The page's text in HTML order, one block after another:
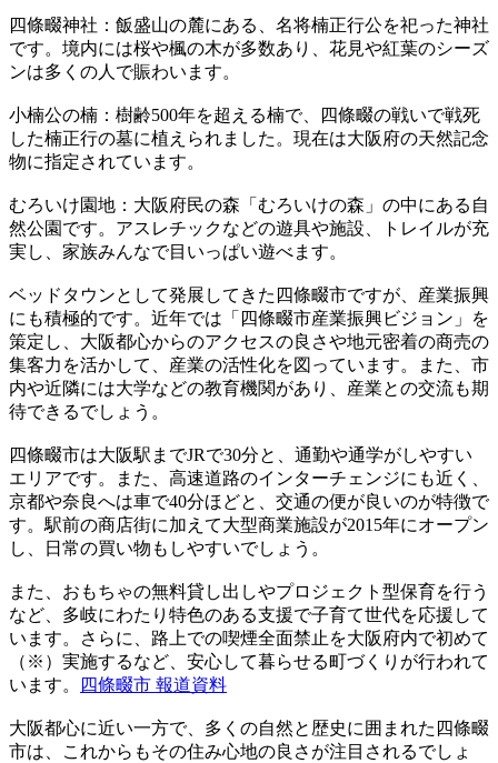
四條畷神社：飯盛山の麓にある、名将楠正行公を祀った神社
です。境内には桜や楓の木が多数あり、花見や紅葉のシーズ
ンは多くの人で賑わいます。
小楠公の楠：樹齢500年を超える楠で、四條畷の戦いで戦死
した楠正行の墓に植えられました。現在は大阪府の天然記念
物に指定されています。
むろいけ園地：大阪府民の森「むろいけの森」の中にある自
然公園です。アスレチックなどの遊具や施設、トレイルが充
実し、家族みんなで目いっぱい遊べます。
ベッドタウンとして発展してきた四條畷市ですが、産業振興
にも積極的です。近年では「四條畷市産業振興ビジョン」を
策定し、大阪都心からのアクセスの良さや地元密着の商売の
集客力を活かして、産業の活性化を図っています。また、市
内や近隣には大学などの教育機関があり、産業との交流も期
待できるでしょう。
四條畷市は大阪駅までJRで30分と、通勤や通学がしやすい
エリアです。また、高速道路のインターチェンジにも近く、
京都や奈良へは車で40分ほどと、交通の便が良いのが特徴で
す。駅前の商店街に加えて大型商業施設が2015年にオープン
し、日常の買い物もしやすいでしょう。
また、おもちゃの無料貸し出しやプロジェクト型保育を行う
など、多岐にわたり特色のある支援で子育て世代を応援して
います。さらに、路上での喫煙全面禁止を大阪府内で初めて
（※）実施するなど、安心して暮らせる町づくりが行われて
います。
四條畷市 報道資料
大阪都心に近い一方で、多くの自然と歴史に囲まれた四條畷
市は、これからもその住み心地の良さが注目されるでしょ